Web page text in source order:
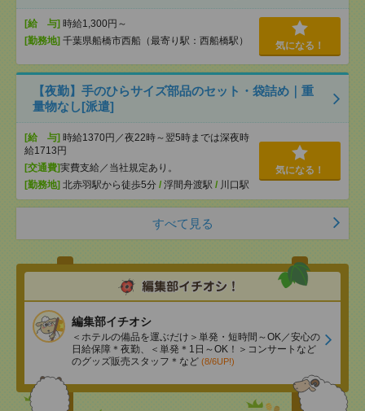
[給 与] 時給1,300円～
[勤務地] 千葉県船橋市西船（最寄り駅：西船橋駅） 気になる！
【夜勤】手のひらサイズ部品のセット・袋詰め｜重
量物なし[派遣]
[給 与] 時給1370円／夜22時～翌5時までは深夜時
給1713円
[交通費]実費支給／当社規定あり。
[勤務地] 北赤羽駅から徒歩5分 / 浮間舟渡駅 / 川口駅
気になる！
すべて見る
編集部イチオシ
＜ホテルの備品を運ぶだけ＞単発・短時間～OK／安心の
日給保障＊夜勤、＜単発＊1日～OK！＞コンサートなど
のグッズ販売スタッフ＊など (8/6UP!)